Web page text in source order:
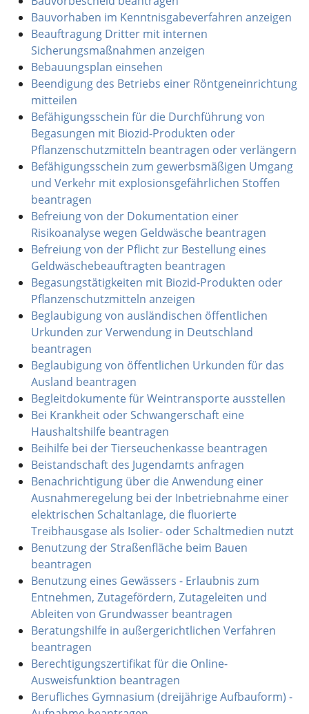
Bauvorhaben im Kenntnisgabeverfahren anzeigen
Beauftragung Dritter mit internen
Sicherungsmaßnahmen anzeigen
Bebauungsplan einsehen
Beendigung des Betriebs einer Röntgeneinrichtung
mitteilen
Befähigungsschein für die Durchführung von
Begasungen mit Biozid-Produkten oder
Pflanzenschutzmitteln beantragen oder verlängern
Befähigungsschein zum gewerbsmäßigen Umgang
und Verkehr mit explosionsgefährlichen Stoffen
beantragen
Befreiung von der Dokumentation einer
Risikoanalyse wegen Geldwäsche beantragen
Befreiung von der Pflicht zur Bestellung eines
Geldwäschebeauftragten beantragen
Begasungstätigkeiten mit Biozid-Produkten oder
Pflanzenschutzmitteln anzeigen
Beglaubigung von ausländischen öffentlichen
Urkunden zur Verwendung in Deutschland
beantragen
Beglaubigung von öffentlichen Urkunden für das
Ausland beantragen
Begleitdokumente für Weintransporte ausstellen
Bei Krankheit oder Schwangerschaft eine
Haushaltshilfe beantragen
Beihilfe bei der Tierseuchenkasse beantragen
Beistandschaft des Jugendamts anfragen
Benachrichtigung über die Anwendung einer
Ausnahmeregelung bei der Inbetriebnahme einer
elektrischen Schaltanlage, die fluorierte
Treibhausgase als Isolier- oder Schaltmedien nutzt
Benutzung der Straßenfläche beim Bauen
beantragen
Benutzung eines Gewässers - Erlaubnis zum
Entnehmen, Zutagefördern, Zutageleiten und
Ableiten von Grundwasser beantragen
Beratungshilfe in außergerichtlichen Verfahren
beantragen
Berechtigungszertifikat für die Online-
Ausweisfunktion beantragen
Berufliches Gymnasium (dreijährige Aufbauform) -